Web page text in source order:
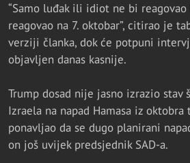
“Samo luđak ili idiot ne bi
reagovao na 7. oktobar”, citirao je
verziji članka, dok će potpuni
objavljen danas kasnije.
Trump dosad nije jasno izrazio stav
Izraela na napad Hamasa iz
ponavljao da se dugo planirani
on još uvijek predsjednik SAD-a.